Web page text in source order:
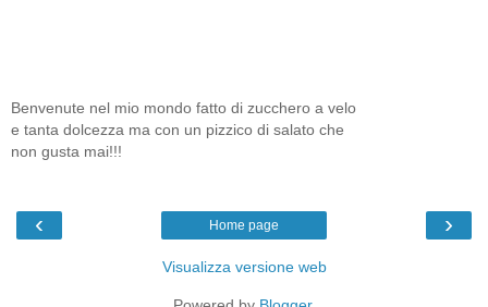
Benvenute nel mio mondo fatto di zucchero a velo
e tanta dolcezza ma con un pizzico di salato che
non gusta mai!!!
‹ ›
Home page
Visualizza versione web